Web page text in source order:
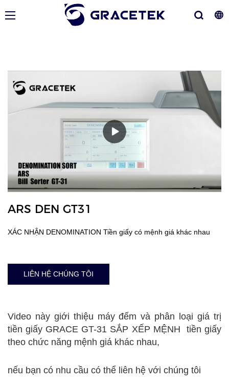
ARS DEN GT31
XÁC NHẬN DENOMINATION Tiền giấy có mệnh giá khác nhau
LIÊN HỆ CHÚNG TÔI
Video này giới thiệu máy đếm và phân loại giá trị
tiền giấy GRACE GT-31 SẮP XẾP MỆNH tiền giấy
theo chức năng mệnh giá khác nhau,
nếu bạn có nhu cầu có thể liên hệ với chúng tôi